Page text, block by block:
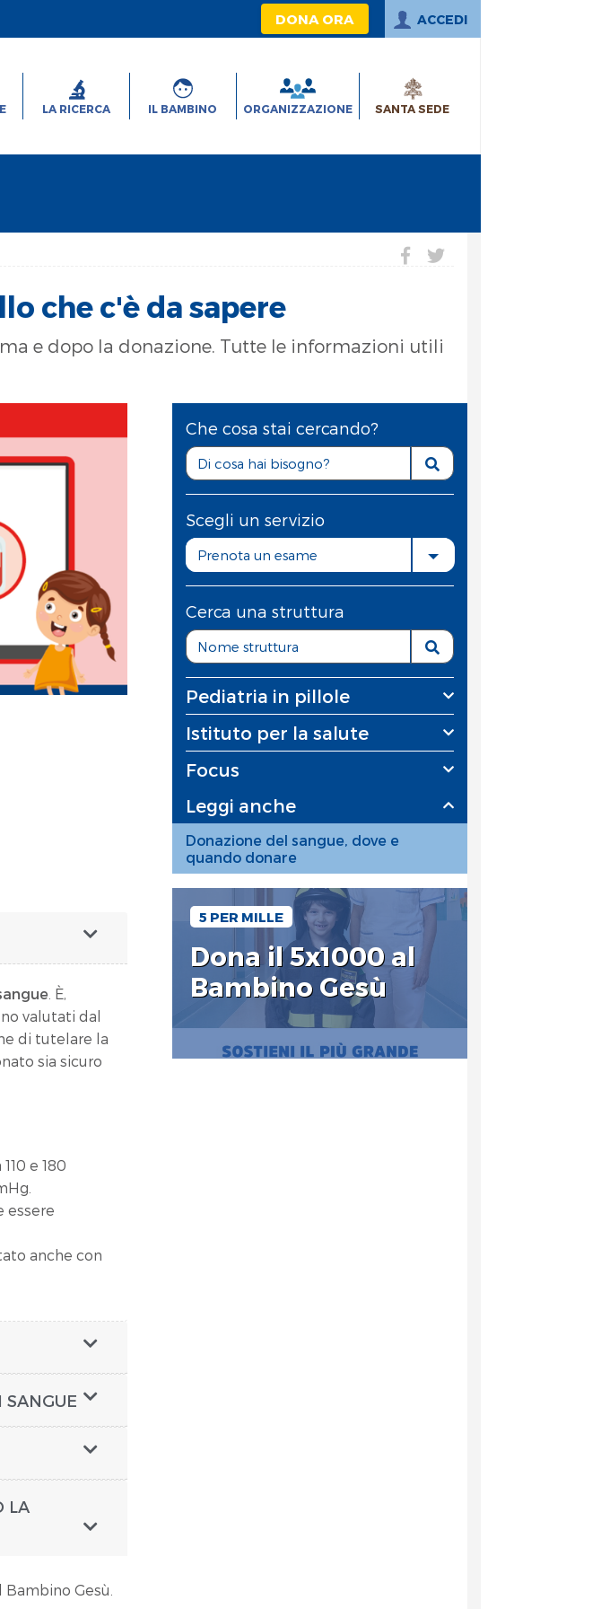
DONA ORA ACCEDI
LA RICERCA IL BAMBINO ORGANIZZAZIONE SANTA SEDE
che c'è da sapere
e dopo la donazione. Tutte le informazioni utili
. È,
valutati dal
di tutelare la
sia sicuro
e 180
essere
anche con
SANGUE
LA
Gesù.
Che cosa stai cercando?
Scegli un servizio
Prenota un esame
Cerca una struttura
Pediatria in pillole
Istituto per la salute
Focus
Leggi anche
Donazione del sangue, dove e
quando donare
5 PER MILLE
Dona il 5x1000 al
Bambino Gesù